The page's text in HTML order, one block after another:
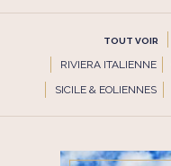
TOUT VOIR
RIVIERA ITALIENNE
SICILE & EOLIENNES